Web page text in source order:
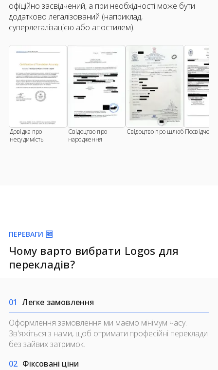
офіційно засвідчений, а при необхідності може бути
додатково легалізований (наприклад,
суперлегалізацією або апостилем).
Довідка про
несудимість
Свідоцтво про
народження
Свідоцтво про шлюб
ПЕРЕВАГИ 🆓
Чому варто вибрати Logos для
перекладів?
01
Легке замовлення
Оформлення замовлення ми маємо мінімум часу.
Зв'яжіться з нами, щоб отримати професійні переклади
без зайвих затримок.
02 Фіксовані ціни